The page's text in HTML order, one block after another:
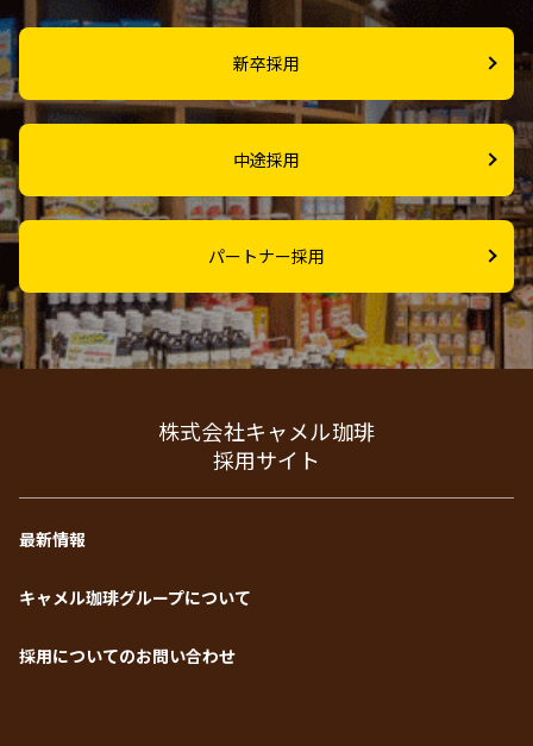
法定割増賃金（率）
遅番手当 19時から22時の勤務に対して ＋200円/時間 を支
通勤手当（上限45,000円/月）
シフト制（実働8時間＋休憩1時間） 勤務時間は配属先により異
配属店舗
全国（原則として、入社時のご自宅から通勤可能範囲で配属先
新卒採用
中途採用
パートナー採用
株式会社キャメル珈琲
採用サイト
最新情報
キャメル珈琲グループについて
採用についてのお問い合わせ